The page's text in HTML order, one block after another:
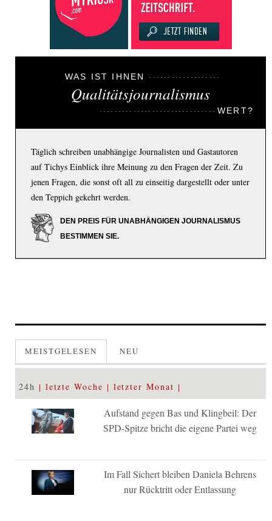
WAS IST IHNEN
Qualitätsjournalismus
WERT?
Täglich schreiben unabhängige Journalisten und Gastautoren
auf Tichys Einblick ihre Meinung zu den Fragen der Zeit. Zu
jenen Fragen, die sonst oft all zu einseitig dargestellt oder unter
den Teppich gekehrt werden.
DEN PREIS FÜR UNABHÄNGIGEN JOURNALISMUS
BESTIMMEN SIE.
MEISTGELESEN NEU
24h letzte Woche letzter Monat
Aufstand gegen Bas und Klingbeil: Der
SPD-Spitze bricht die eigene Partei weg
Im Fall Sichert bleiben Daniela Behrens
nur Rücktritt oder Entlassung